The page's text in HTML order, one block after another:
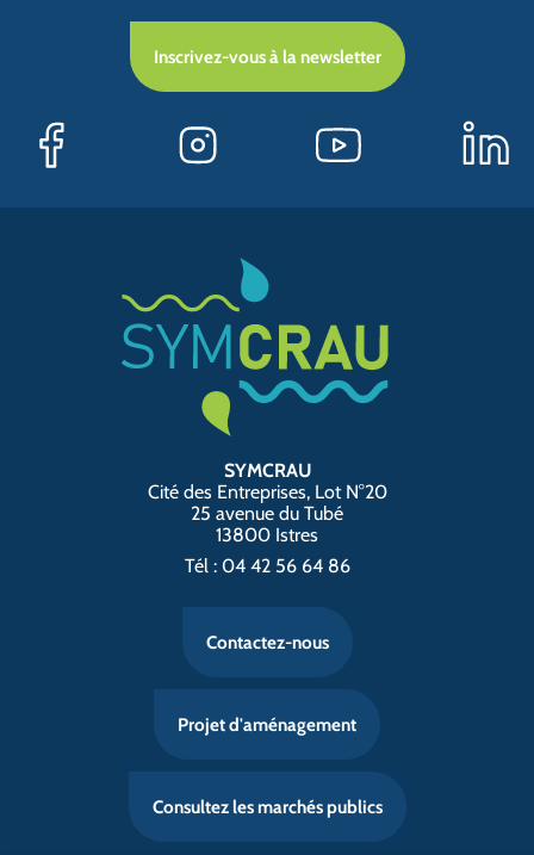
Inscrivez-vous à la newsletter
SYMCRAU
Cité des Entreprises, Lot N°20
25 avenue du Tubé
13800 Istres
Tél : 04 42 56 64 86
Contactez-nous
Projet d'aménagement
Consultez les marchés publics